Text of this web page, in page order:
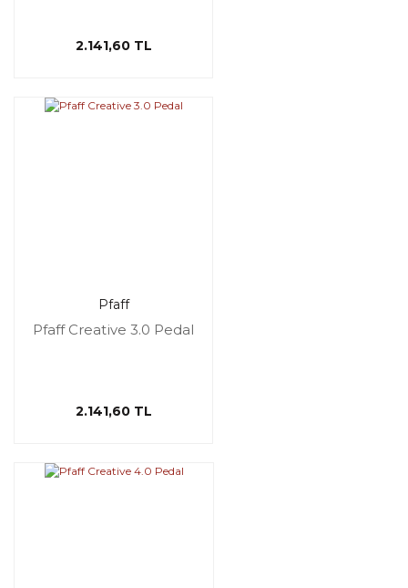
2.141,60 TL
Pfaff
Pfaff Creative 3.0 Pedal
2.141,60 TL